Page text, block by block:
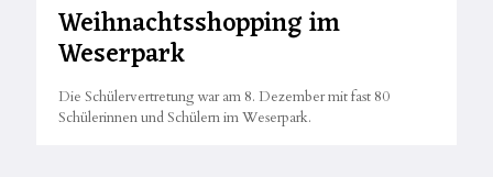
Weihnachtsshopping im
Weserpark
Die Schülervertretung war am 8. Dezember mit fast 80
Schülerinnen und Schülern im Weserpark.